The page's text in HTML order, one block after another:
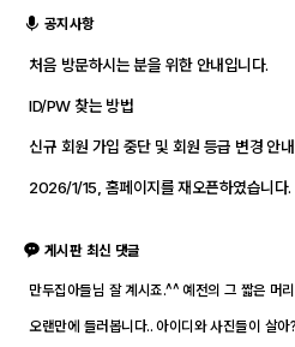
공지사항
처음 방문하시는 분을 위한 안내입니다.
ID/PW 찾는 방법
신규 회원 가입 중단 및 회원 등급 변경 안내
2026/1/15, 홈페이지를 재오픈하였습니다.
게시판 최신 댓글
만두집아들님 잘 계시죠.^^ 예전의 그 짧은 머
호회 활동의 추억을 남길 겸 가능한 계속 홈페
나실 때 종종 방문해 주세요.^^
오랜만에 들러봅니다.. 아이디와 사진들이 살